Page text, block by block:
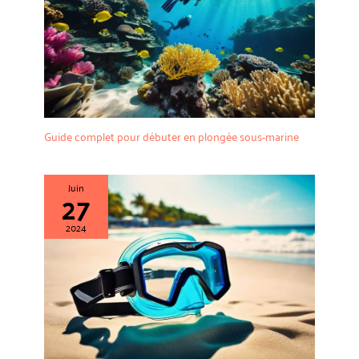
Guide complet pour débuter en plongée sous-marine
Juin
27
2024